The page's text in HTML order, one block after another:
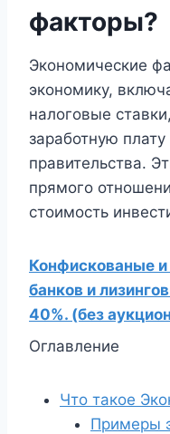
факторы?
Экономические
экономику,
налоговые
заработную
правительства.
прямого
стоимость
Конфискованые
банков и
40%. (без
Оглавление
Что такое
Примеры